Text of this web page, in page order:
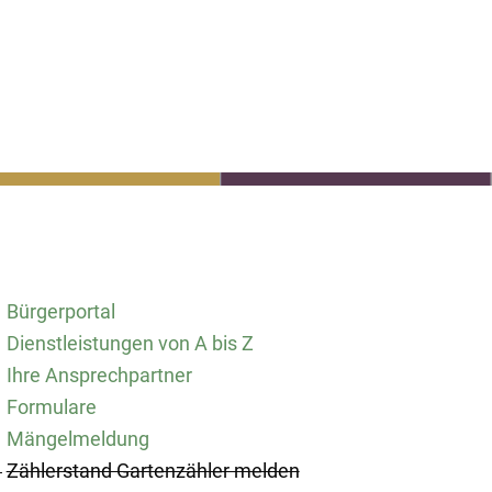
& Verkehr Leben & Familie
Bürgerportal
Dienstleistungen von A bis Z
Ihre Ansprechpartner
Formulare
Mängelmeldung
Zählerstand Gartenzähler melden